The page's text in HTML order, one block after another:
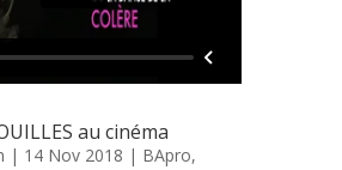
au cinéma
| 14 Nov 2018 | BApro,